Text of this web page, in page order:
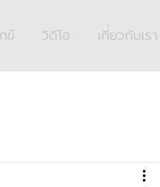
ข์ วิดีโอ เกี่ยวกับเรา